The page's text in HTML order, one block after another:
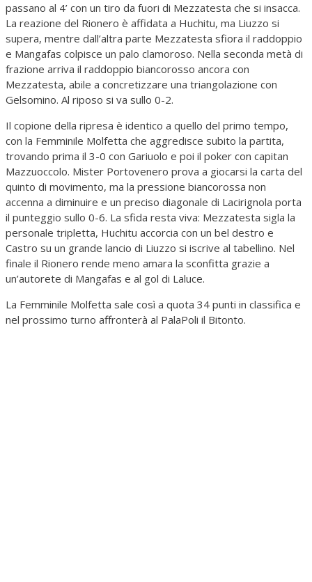
passano al 4’ con un tiro da fuori di Mezzatesta che si insacca.
La reazione del Rionero è affidata a Huchitu, ma Liuzzo si
supera, mentre dall’altra parte Mezzatesta sfiora il raddoppio
e Mangafas colpisce un palo clamoroso. Nella seconda metà di
frazione arriva il raddoppio biancorosso ancora con
Mezzatesta, abile a concretizzare una triangolazione con
Gelsomino. Al riposo si va sullo 0-2.
Il copione della ripresa è identico a quello del primo tempo,
con la Femminile Molfetta che aggredisce subito la partita,
trovando prima il 3-0 con Gariuolo e poi il poker con capitan
Mazzuoccolo. Mister Portovenero prova a giocarsi la carta del
quinto di movimento, ma la pressione biancorossa non
accenna a diminuire e un preciso diagonale di Lacirignola porta
il punteggio sullo 0-6. La sfida resta viva: Mezzatesta sigla la
personale tripletta, Huchitu accorcia con un bel destro e
Castro su un grande lancio di Liuzzo si iscrive al tabellino. Nel
finale il Rionero rende meno amara la sconfitta grazie a
un’autorete di Mangafas e al gol di Laluce.
La Femminile Molfetta sale così a quota 34 punti in classifica e
nel prossimo turno affronterà al PalaPoli il Bitonto.